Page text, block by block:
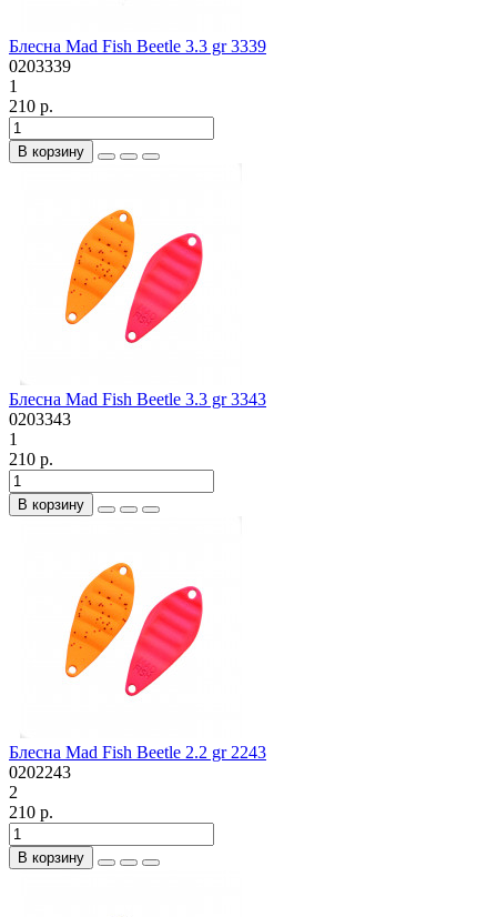
Блесна Mad Fish Beetle 3.3 gr 3339
0203339
1
210 р.
В корзину
Блесна Mad Fish Beetle 3.3 gr 3343
0203343
1
210 р.
В корзину
Блесна Mad Fish Beetle 2.2 gr 2243
0202243
2
210 р.
В корзину